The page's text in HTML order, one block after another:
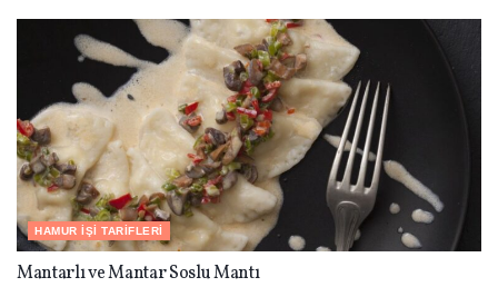
HAMUR İŞI TARIFLERI
Mantarlı ve Mantar Soslu Mantı